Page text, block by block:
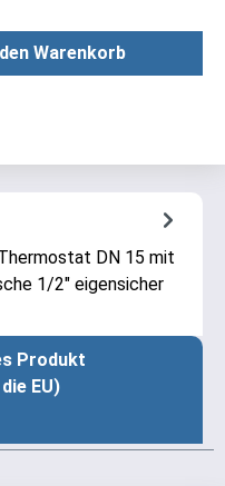
gewünschten
Warenkorb
DN 15 mit
1/2" eigensicher
Produkt
EU)